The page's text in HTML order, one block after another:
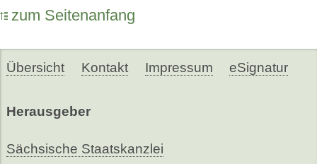
zum Seitenanfang
Übersicht Kontakt Impressum eSignatur
Herausgeber
Sächsische Staatskanzlei